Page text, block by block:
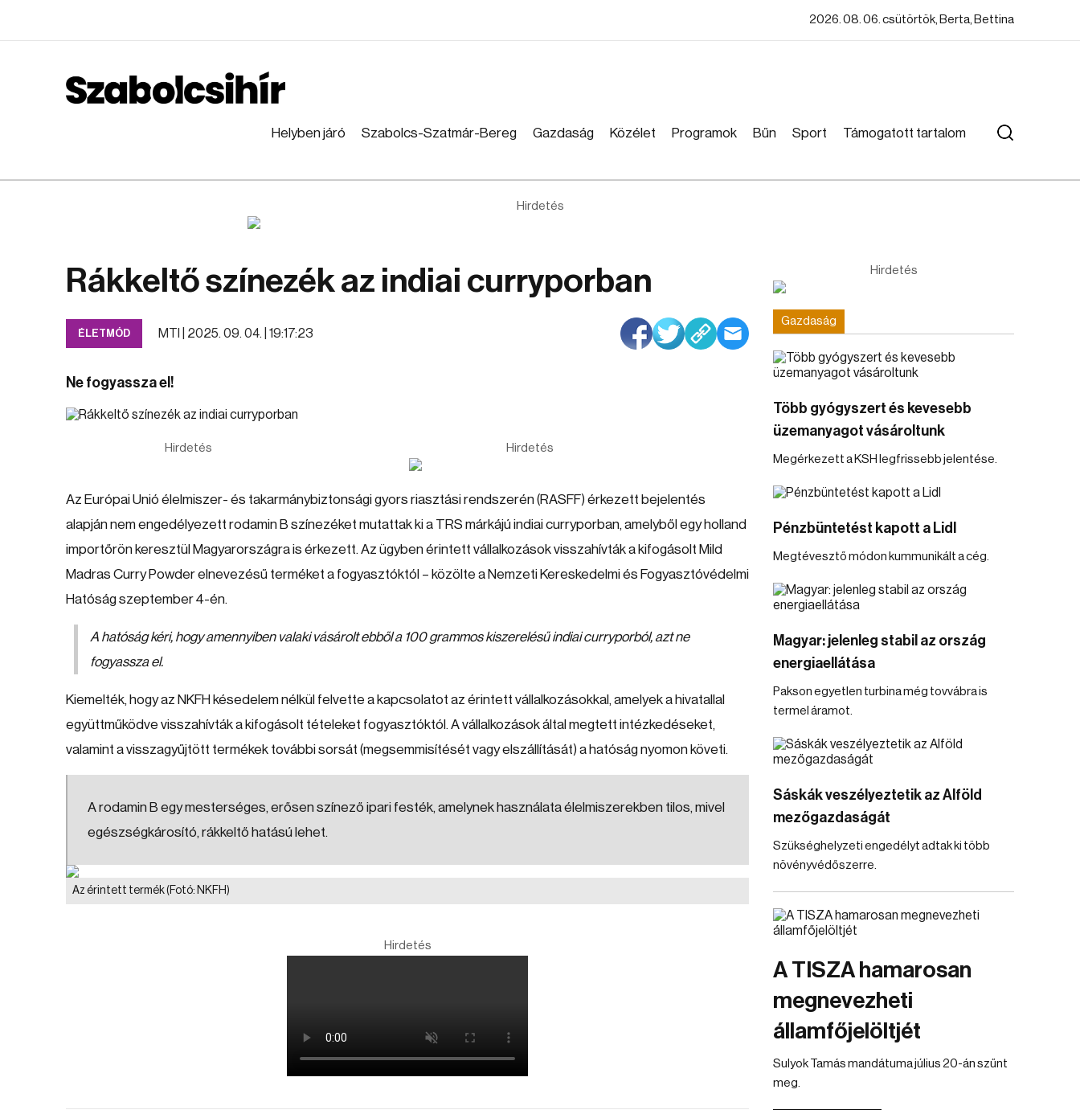
2026. 08. 06. csütörtök, Berta, Bettina
Helyben járó Szabolcs-Szatmár-Bereg Gazdaság Közélet Programok Bűn Sport Támogatott tartalom
Hirdetés
Rákkeltő színezék az indiai curryporban
ÉLETMÓD MTI | 2025. 09. 04. | 19:17:23
Ne fogyassza el!
Hirdetés Hirdetés
Az Európai Unió élelmiszer- és takarmánybiztonsági gyors riasztási rendszerén (RASFF) érkezett bejelentés
alapján nem engedélyezett rodamin B színezéket mutattak ki a TRS márkájú indiai curryporban, amelyből egy holland
importőrön keresztül Magyarországra is érkezett. Az ügyben érintett vállalkozások visszahívták a kifogásolt Mild
Madras Curry Powder elnevezésű terméket a fogyasztóktól – közölte a Nemzeti Kereskedelmi és Fogyasztóvédelmi
Hatóság szeptember 4-én.
A hatóság kéri, hogy amennyiben valaki vásárolt ebből a 100 grammos kiszerelésű indiai curryporból, azt ne
fogyassza el.
Kiemelték, hogy az NKFH késedelem nélkül felvette a kapcsolatot az érintett vállalkozásokkal, amelyek a hivatallal
együttműködve visszahívták a kifogásolt tételeket fogyasztóktól. A vállalkozások által megtett intézkedéseket,
valamint a visszagyűjtött termékek további sorsát (megsemmisítését vagy elszállítását) a hatóság nyomon követi.
A rodamin B egy mesterséges, erősen színező ipari festék, amelynek használata élelmiszerekben tilos, mivel
egészségkárosító, rákkeltő hatású lehet.
Az érintett termék(Fotó: NKFH)
Hirdetés
Hirdetés
Gazdaság
Több gyógyszert és kevesebb
üzemanyagot vásároltunk
Megérkezett a KSH legfrissebb jelentése.
Pénzbüntetést kapott a Lidl
Megtévesztő módon kummunikált a cég.
Magyar: jelenleg stabil az ország
energiaellátása
Pakson egyetlen turbina még tovvábra is
termel áramot.
Sáskák veszélyeztetik az Alföld
mezőgazdaságát
Szükséghelyzeti engedélyt adtak ki több
növényvédőszerre.
A TISZA hamarosan
megnevezheti
államfőjelöltjét
Sulyok Tamás mandátuma július 20-án szűnt
meg.